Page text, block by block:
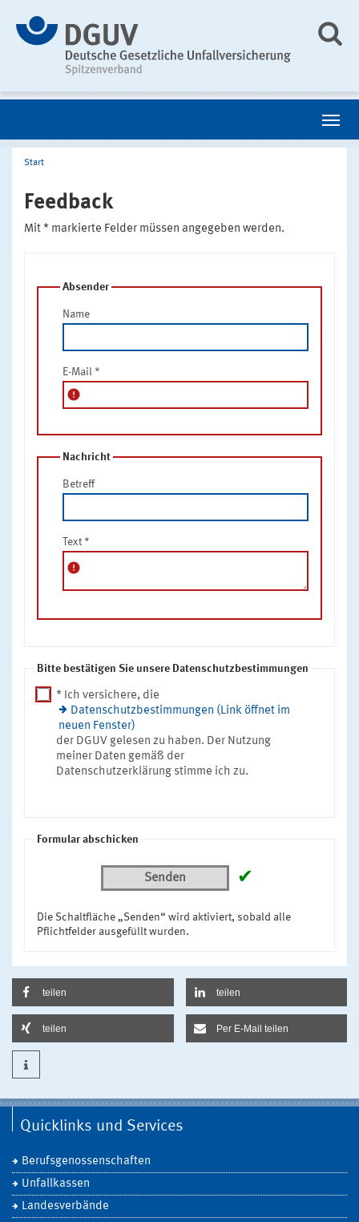
Start
Feedback
Mit * markierte Felder müssen angegeben werden.
Absender
Name
E-Mail *
error
Nachricht
Betreff
Text *
error
Bitte bestätigen Sie unsere Datenschutzbestimmungen
* Ich versichere, die
Datenschutzbestimmungen (Link öffnet im
neuen Fenster)
der DGUV gelesen zu haben. Der Nutzung
meiner Daten gemäß der
Datenschutzerklärung stimme ich zu.
Formular abschicken
Senden ✔
Die Schaltfläche „Senden“ wird aktiviert, sobald alle
Pflichtfelder ausgefüllt wurden.
teilen teilen
teilen Per E-Mail teilen
Quicklinks und Services
Berufsgenossenschaften
Unfallkassen
Landesverbände